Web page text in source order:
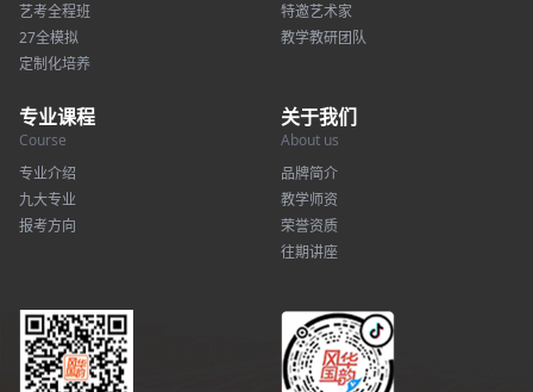
艺考全程班
27全模拟
定制化培养
特邀艺术家
教学教研团队
专业课程
Course
专业介绍
九大专业
报考方向
关于我们
About us
品牌简介
教学师资
荣誉资质
往期讲座